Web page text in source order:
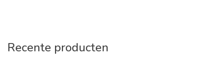
Recente producten